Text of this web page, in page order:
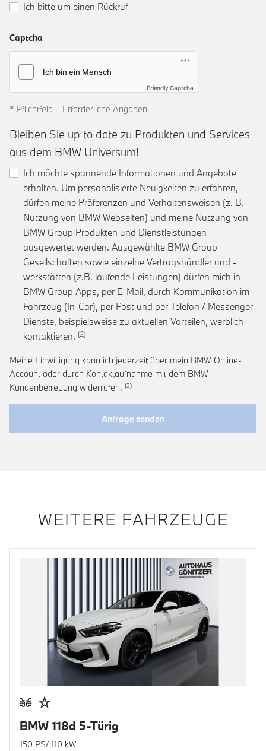
Ich bitte um einen Rückruf
Captcha
Friendly Captcha
* Pflichtfeld – Erforderliche Angaben
Bleiben Sie up to date zu Produkten und Services
aus dem BMW Universum!
Ich möchte spannende Informationen und Angebote
erhalten. Um personalisierte Neuigkeiten zu erfahren,
dürfen meine Präferenzen und Verhaltensweisen (z. B.
Nutzung von BMW Webseiten) und meine Nutzung von
BMW Group Produkten und Dienstleistungen
ausgewertet werden. Ausgewählte BMW Group
Gesellschaften sowie einzelne Vertragshändler und -
werkstätten (z.B. laufende Leistungen) dürfen mich in
BMW Group Apps, per E-Mail, durch Kommunikation im
Fahrzeug (In-Car), per Post und per Telefon / Messenger
Dienste, beispielsweise zu aktuellen Vorteilen, werblich
kontaktieren. Link zur Fußnote: Einwilligung zur
Meine Einwilligung kann ich jederzeit über mein BMW Online-
Account oder durch Kontaktaufnahme mit dem BMW
Kundenbetreuung widerrufen. Link zur Fußnote: Widerruf der
Anfrage senden
WEITERE FAHRZEUGE
BMW 118d 5-Türig
150 PS/ 110 kW